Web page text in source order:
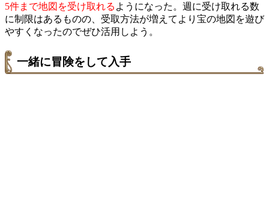
5件まで地図を受け取れる ようになった。週に受け取れる数
に制限はあるものの、受取方法が増えてより宝の地図を遊び
やすくなったのでぜひ活用しよう。
一緒に冒険をして入手